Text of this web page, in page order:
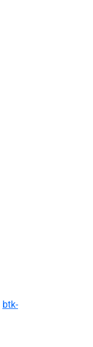
btk-